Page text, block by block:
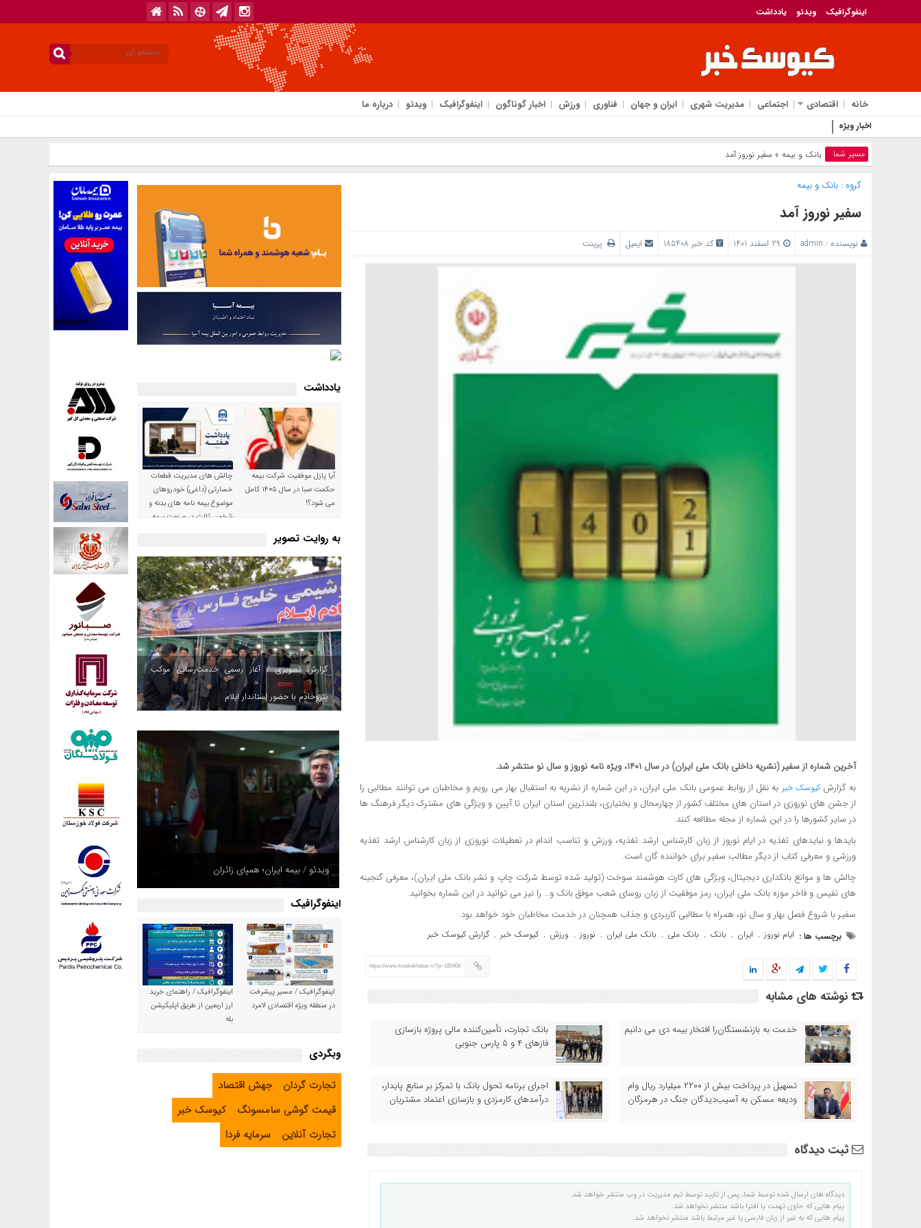
اینفوگرافیک ویدئو یادداشت
خانه اقتصادی اجتماعی مدیریت شهری ایران و جهان فناوری ورزش اخبار گوناگون اینفوگرافیک ویدئو درباره ما
اخبار ویژه
مسیر شما بانک‌ و بیمه » سفیر نوروز آمد
گروه :بانک‌ و بیمه
سفیر نوروز آمد
نویسنده : admin کد خبر 185408 ایمیل پرینت
آخرین شماره از سفیر (نشریه داخلی بانک ملی ایران) در سال ۱۴۰۱، ویژه نامه نوروز و سال نو منتشر شد.
به گزارشکیوسک خبر به نقل از روابط عمومی بانک ملی ایران، در این شماره از نشریه به استقبال بهار می رویم و مخاطبان می توانند مطالبی را
از جشن های نوروزی در استان های مختلف کشور از چهارمحال و بختیاری، بلندترین استان ایران تا آیین و ویژگی های مشترک دیگر فرهنگ ها
در سایر کشورها را در این شماره از مجله مطالعه کنند.
بایدها و نبایدهای تغذیه در ایام نوروز از زبان کارشناس ارشد تغذیه، ورزش و تناسب اندام در تعطیلات نوروزی از زبان کارشناس ارشد تغذیه
ورزشی و معرفی کتاب از دیگر مطالب سفیر برای خواننده گان است.
چالش ها و موانع بانکداری دیجیتال، ویژگی های کارت هوشمند سوخت (تولید شده توسط شرکت چاپ و نشر بانک ملی ایران)، معرفی گنجینه
های نفیس و فاخر موزه بانک ملی ایران، رمز موفقیت از زبان روسای شعب موفق بانک و… را نیز می توانید در این شماره بخوانید.
سفیر با شروع فصل بهار و سال نو، همراه با مطالبی کاربردی و جذاب همچنان در خدمت مخاطبان خود خواهد بود.
برچسب ها : ایام نوروز , ایران , بانک , بانک ملی , بانک ملی ایران , نوروز , ورزش , کیوسک خبر , گزارش کیوسک خبر
https://www.kioskekhabar.ir/?p=185408
نوشته های مشابه
خدمت به بازنشستگان‌را افتخار بیمه دی می دانیم
بانک تجارت، تأمین‌کننده مالی پروژه بازسازی
فازهای ۴ و ۵ پارس جنوبی
تسهیل در پرداخت بیش از ۲۲۰۰ میلیارد ریال وام
ودیعه مسکن به آسیب‌دیدگان جنگ در هرمزگان
اجرای برنامه تحول بانک با تمرکز بر منابع پایدار،
درآمدهای کارمزدی و بازسازی اعتماد مشتریان
ثبت دیدگاه
دیدگاه های ارسال شده توسط شما، پس از تایید توسط تیم مدیریت در وب منتشر خواهد شد.
پیام هایی که حاوی تهمت یا افترا باشد منتشر نخواهد شد.
پیام هایی که به غیر از زبان فارسی یا غیر مرتبط باشد منتشر نخواهد شد.
یادداشت
آیا پازل موفقیت شرکت بیمه
حکمت صبا در سال ۱۴۰۵ کامل
می شود؟!
چالش های مدیریت قطعات
خسارتی (داغی) خودروهای
موضوع بیمه نامه های بدنه و
شخص ثالث در صنعت بیمه
به روایت تصویر
گزارش تصویری / آغاز رسمی خدمت‌رسانی موکب
پتروخادم با حضور استاندار ایلام
ویدئو / بیمه ایران؛ همپای زائران
اینفوگرافیک
اینفوگرافیک / مسیر پیشرفت
در منطقه ویژه اقتصادی لامرد
اینفوگرافیک / راهنمای خرید
ارز اربعین از طریق اپلیکیشن
بله
وبگردی
تجارت گردان
جهش اقتصاد
قیمت گوشی سامسونگ
کیوسک خبر
تجارت آنلاین
سرمایه فردا